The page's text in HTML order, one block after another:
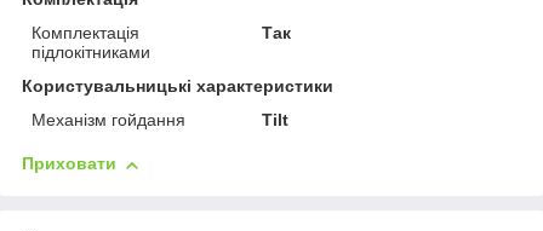
Комплектація
підлокітниками
Так
Користувальницькі характеристики
Механізм гойдання
Tilt
Приховати